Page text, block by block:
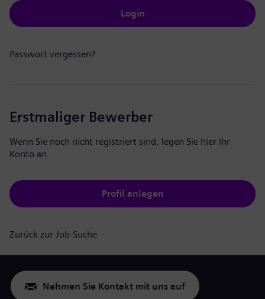
Login
Passwort vergessen?
Erstmaliger Bewerber
Wenn Sie noch nicht registriert sind, legen Sie hier Ihr
Konto an.
Profil anlegen
Zurück zur Job-Suche
Nehmen Sie Kontakt mit uns auf